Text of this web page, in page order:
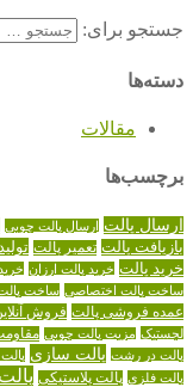
جستجو برای:
دسته‌ها
مقالات
برچسب‌ها
ارسال پالت ارسال پالت چوبی
بازیافت پالت تعمیر پالت
خرید پالت خرید پالت ارزان
ساخت پالت اختصاصی ساخت
عمده فروشی پالت فروش
لجستیک مزیت پالت چوبی
پالت در رشت پالت سازی
پالت فلزی پالت پلاستیکی